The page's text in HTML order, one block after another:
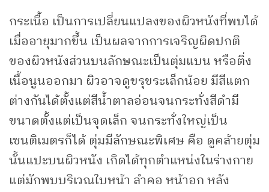
กระเนื้อ เป็นการเปลี่ยนแปลงของผิวหนังที่พบได้
เมื่ออายุมากขึ้น เป็นผลจากการเจริญผิดปกติ
ของผิวหนังส่วนบนลักษณะเป็นตุ่มแบน หรือติ่ง
เนื้อนูนออกมา ผิวอาจดูขรุขระเล็กน้อย มีสีแตก
ต่างกันได้ตั้งแต่สีน้ำตาลอ่อนจนกระทั่งสีดำมี
ขนาดตั้งแต่เป็นจุดเล็ก จนกระทั่งใหญ่เป็น
เซนติเมตรก็ได้ ตุ่มมีลักษณะพิเศษ คือ ดูคล้ายตุ่ม
นั้นแปะบนผิวหนัง เกิดได้ทุกตำแหน่งในร่างกาย
แต่มักพบบริเวณใบหน้า ลำคอ หน้าอก หลัง